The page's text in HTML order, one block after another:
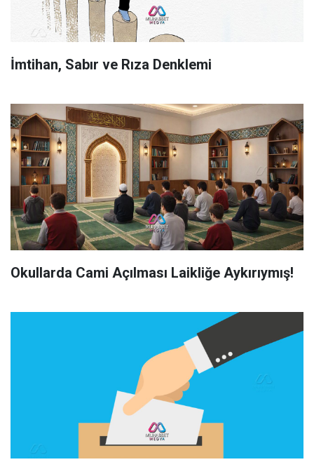
İmtihan, Sabır ve Rıza Denklemi
Okullarda Cami Açılması Laikliğe Aykırıymış!